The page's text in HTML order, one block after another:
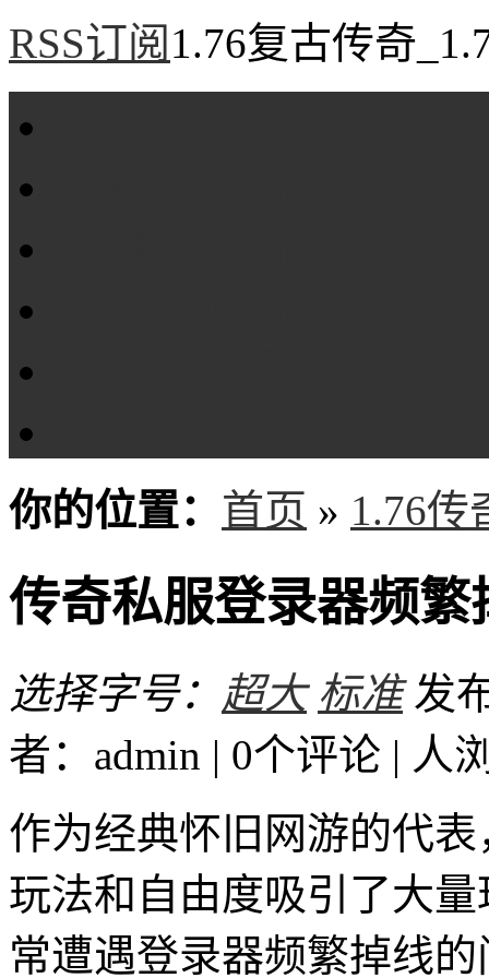
RSS订阅 1.76复古传奇
你的位置： 首页 » 1.76传
传奇私服登录器频
选择字号： 超大 标准 发
者：admin | 0个评论 | 人
作为经典怀旧网游的代
玩法和自由度吸引了大
常遭遇登录器频繁掉线